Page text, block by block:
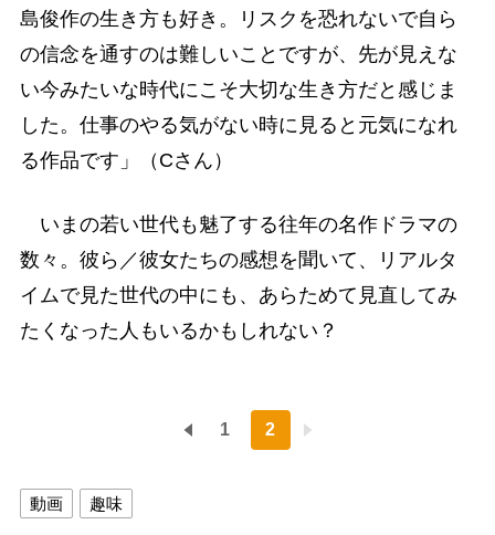
島俊作の生き方も好き。リスクを恐れないで自ら
の信念を通すのは難しいことですが、先が見えな
い今みたいな時代にこそ大切な生き方だと感じま
した。仕事のやる気がない時に見ると元気になれ
る作品です」（Cさん）
いまの若い世代も魅了する往年の名作ドラマの
数々。彼ら／彼女たちの感想を聞いて、リアルタ
イムで見た世代の中にも、あらためて見直してみ
たくなった人もいるかもしれない？
1 2
動画 趣味